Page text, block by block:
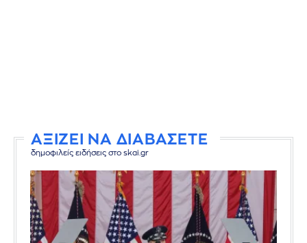
ΑΞΙΖΕΙ ΝΑ ΔΙΑΒΑΣΕΤΕ
δημοφιλείς ειδήσεις στο skai.gr